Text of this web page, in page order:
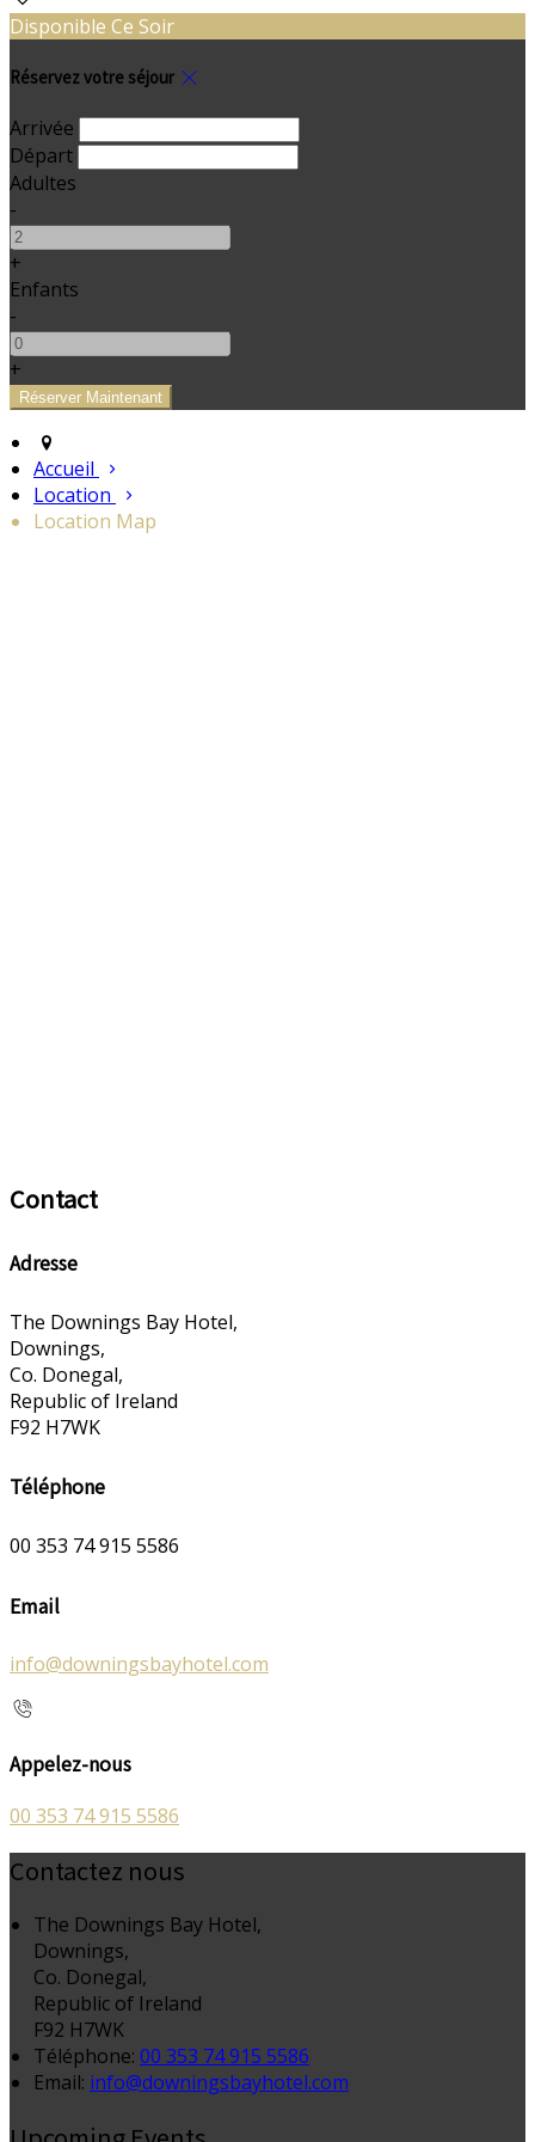
Disponible Ce Soir
Réservez votre séjour
Arrivée
Départ
Adultes
-
+
Enfants
-
+
Accueil
Location
Location Map
Contact
Adresse
The Downings Bay Hotel,
Downings,
Co. Donegal,
Republic of Ireland
F92 H7WK
Téléphone
00 353 74 915 5586
Email
info@downingsbayhotel.com
Appelez-nous
00 353 74 915 5586
Contactez nous
The Downings Bay Hotel,
Downings,
Co. Donegal,
Republic of Ireland
F92 H7WK
Téléphone: 00 353 74 915 5586
Email: info@downingsbayhotel.com